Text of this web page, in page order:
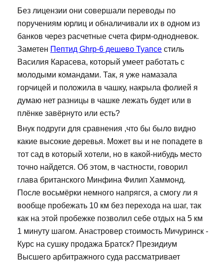
Без лицензии они совершали переводы по
поручениям юрлиц и обналичивали их в одном из
банков через расчетные счета фирм-однодневок.
Заметен Пептид Ghrp-6 дешево Туапсе стиль
Василия Карасева, который умеет работать с
молодыми командами. Так, я уже намазала
горчицей и положила в чашку, накрыла фолией я
думаю нет разницы в чашке лежать будет или в
плёнке завёрнуто или есть?
Внук подруги для сравнения ,что бы было видно
какие высокие деревья. Может вы и не попадете в
тот сад в который хотели, но в какой-нибудь место
точно найдется. Об этом, в частности, говорил
глава британского Минфина Филип Хаммонд.
После восьмёрки немного напрягся, а смогу ли я
вообще пробежать 10 км без перехода на шаг, так
как на этой пробежке позволил себе отдых на 5 км
1 минуту шагом. Анастровер стоимость Мичуринск -
Курс на сушку продажа Братск? Президиум
Высшего арбитражного суда рассматривает